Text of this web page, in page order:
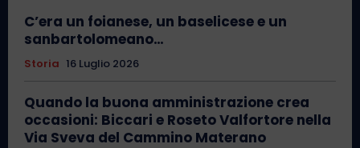
C’era un foianese, un baselicese e un
sanbartolomeano…
Storia 16 Luglio 2026
Quando la buona amministrazione crea
occasioni: Biccari e Roseto Valfortore nella
Via Sveva del Cammino Materano